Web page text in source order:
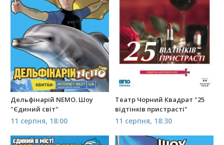
Дельфінарій NEMO. Шоу
"Єдиний світ"
11 серпня, 18:00
Театр Чорний Квадрат "25
відтінків пристрасті"
11 серпня, 18:30